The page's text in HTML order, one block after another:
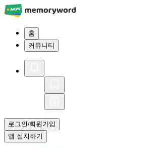
홈
커뮤니티
로그인/회원가입
앱 설치하기